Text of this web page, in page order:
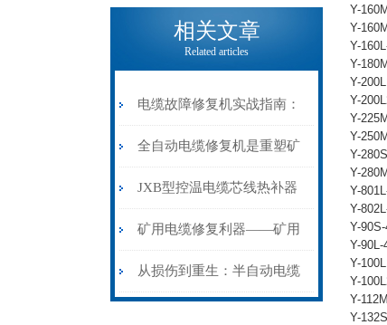
电缆热补机的核心价值
相关文章
Related articles
电缆故障修复机实战指南：
从“盲测”到“精确定点”的三
步作业法
全自动电缆修复机是重塑矿
山电力动脉的“智能外科医
生”
JXB型控温电缆芯线热补器
安装与接线：精准修复的工
艺基石
矿用电缆修复利器——矿用
电缆热补机智能控温，安全
从损伤到重生：半自动电缆
Y-
Y-
Y-
Y-
Y-
Y-
Y-
Y-
Y-
Y-
Y-
Y-
Y-
Y-90L-
Y-
Y-
Y-
Y-